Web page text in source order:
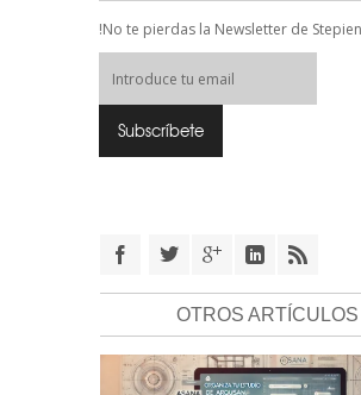
!No te pierdas la Newsletter de
OTROS ARTÍCULOS